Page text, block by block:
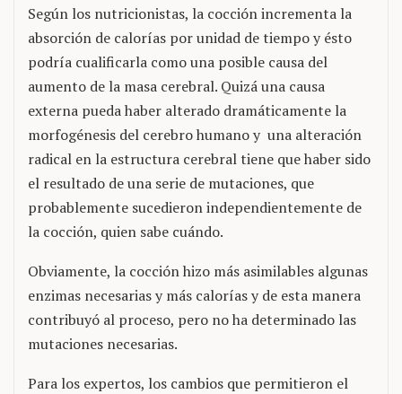
Según los nutricionistas, la cocción incrementa la
absorción de calorías por unidad de tiempo y ésto
podría cualificarla como una posible causa del
aumento de la masa cerebral. Quizá una causa
externa pueda haber alterado dramáticamente la
morfogénesis del cerebro humano y una alteración
radical en la estructura cerebral tiene que haber sido
el resultado de una serie de mutaciones, que
probablemente sucedieron independientemente de
la cocción, quien sabe cuándo.
Obviamente, la cocción hizo más asimilables algunas
enzimas necesarias y más calorías y de esta manera
contribuyó al proceso, pero no ha determinado las
mutaciones necesarias.
Para los expertos, los cambios que permitieron el